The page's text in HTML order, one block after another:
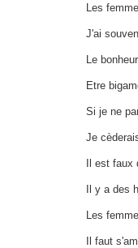
Les
J'ai
Le
Etre
Si je ne
Je
Il est
Il y a des
Les
Il faut